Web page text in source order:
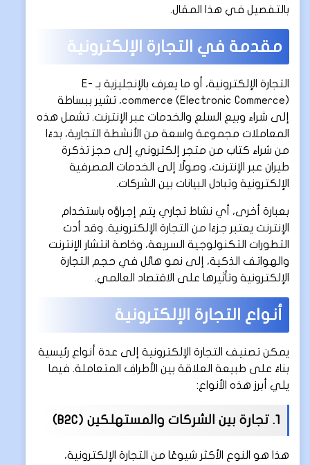
بالتفصيل في هذا المقال.
مقدمة في التجارة الإلكترونية
التجارة الإلكترونية، أو ما يعرف بالإنجليزية بـ E-
commerce (Electronic Commerce)، تشير ببساطة
إلى شراء وبيع السلع والخدمات عبر الإنترنت. تشمل هذه
المعاملات مجموعة واسعة من الأنشطة التجارية، بدءًا
من شراء كتاب من متجر إلكتروني إلى حجز تذكرة
طيران عبر الإنترنت، وصولًا إلى الخدمات المصرفية
الإلكترونية وتبادل البيانات بين الشركات.
بعبارة أخرى، أي نشاط تجاري يتم إجراؤه باستخدام
الإنترنت يعتبر جزءًا من التجارة الإلكترونية. وقد أدت
التطورات التكنولوجية السريعة، وخاصة انتشار الإنترنت
والهواتف الذكية، إلى نمو هائل في حجم التجارة
الإلكترونية وتأثيرها على الاقتصاد العالمي.
أنواع التجارة الإلكترونية
يمكن تصنيف التجارة الإلكترونية إلى عدة أنواع رئيسية
بناءً على طبيعة العلاقة بين الأطراف المتعاملة. فيما
يلي أبرز هذه الأنواع:
1. تجارة بين الشركات والمستهلكين (B2C)
هذا هو النوع الأكثر شيوعًا من التجارة الإلكترونية،